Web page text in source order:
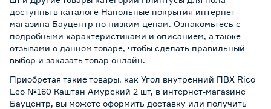
доступны в каталоге Напольные покрытия интернет-
магазина Бауцентр по низким ценам. Ознакомьтесь с
подробными характеристиками и описанием, а также
отзывами о данном товаре, чтобы сделать правильный
выбор и заказать товар онлайн.
Приобретая такие товары, как Угол внутренний ПВХ Rico
Leo №160 Каштан Амурский 2 шт, в интернет-магазине
Бауцентр, вы можете оформить доставку или получить